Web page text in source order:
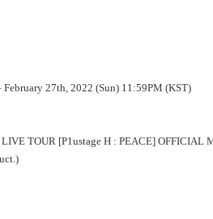
27th, 2022 (Sun) 11:59PM (KST)
TOUR [P1ustage H : PEACE]